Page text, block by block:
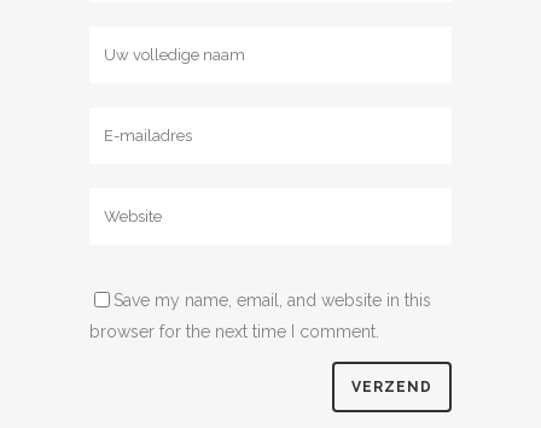
Save my name, email, and website in this
browser for the next time I comment.